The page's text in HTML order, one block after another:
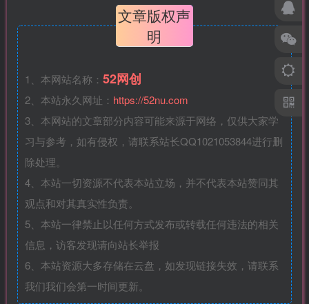
文章版权声
明
1、本网站名称： 52网创
2、本站永久网址： https://52nu.com
3、本网站的文章部分内容可能来源于网络，仅供大家学
习与参考，如有侵权，请联系站长QQ1021053844进行删
除处理。
4、本站一切资源不代表本站立场，并不代表本站赞同其
观点和对其真实性负责。
5、本站一律禁止以任何方式发布或转载任何违法的相关
信息，访客发现请向站长举报
6、本站资源大多存储在云盘，如发现链接失效，请联系
我们我们会第一时间更新。